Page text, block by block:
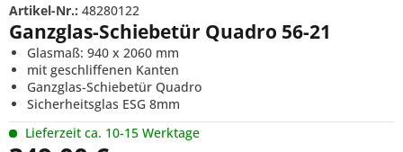
Artikel-Nr.: 48280122
Ganzglas-Schiebetür Quadro 56-21
Glasmaß: 940 x 2060 mm
mit geschliffenen Kanten
Ganzglas-Schiebetür Quadro
Sicherheitsglas ESG 8mm
Lieferzeit ca. 10-15 Werktage